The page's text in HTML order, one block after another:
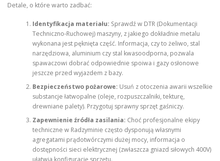
Detale, o które warto zadbać:
Identyfikacja materiału: Sprawdź w DTR (Dokumentacji
Techniczno-Ruchowej) maszyny, z jakiego dokładnie metalu
wykonana jest pęknięta część. Informacja, czy to żeliwo, stal
narzędziowa, aluminium czy stal kwasoodporna, pozwala
spawaczowi dobrać odpowiednie spoiwa i gazy osłonowe
jeszcze przed wyjazdem z bazy.
Bezpieczeństwo pożarowe: Usuń z otoczenia awarii wszelkie
substancje łatwopalne (oleje, rozpuszczalniki, tekturę,
drewniane palety). Przygotuj sprawny sprzęt gaśniczy.
Zapewnienie źródła zasilania: Choć profesjonalne ekipy
techniczne w Radzyminie często dysponują własnymi
agregatami prądotwórczymi dużej mocy, informacja o
dostępności sieci elektrycznej (zwłaszcza gniazd siłowych 400V)